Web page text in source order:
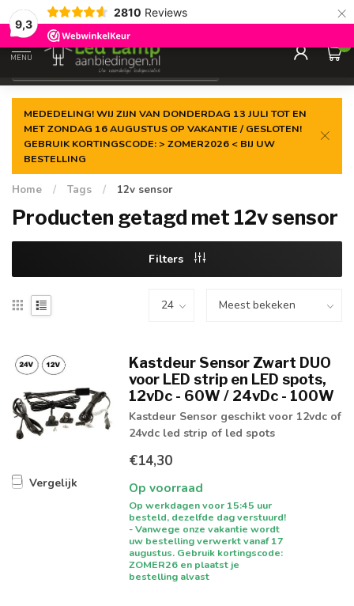
9,3
2810 Reviews ×
Gegarandeerde delaagste prijs
MENU
0
MEDEDELING! WIJ ZIJN VAN DONDERDAG 13 JULI TOT EN
MET ZONDAG 16 AUGUSTUS OP VAKANTIE / GESLOTEN!
GEBRUIK KORTINGSCODE: > ZOMER2026 < BIJ UW
BESTELLING
Home / Tags / 12v sensor
Producten getagd met 12v sensor
Filters
Vergelijk
Kastdeur Sensor Zwart DUO
voor LED strip en LED spots,
12vDc - 60W / 24vDc - 100W
Kastdeur Sensor geschikt voor 12vdc of
24vdc led strip of led spots
€14,30
Op voorraad
Op werkdagen voor 15:45 uur
besteld, dezelfde dag verstuurd!
- Vanwege onze vakantie wordt
uw bestelling verwerkt vanaf 17
augustus. Gebruik kortingscode:
ZOMER26 en plaatst je
bestelling alvast